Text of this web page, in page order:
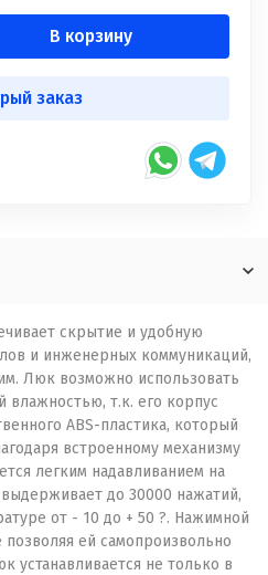
В корзину
заказ
скрытие и удобную
и инженерных коммуникаций,
Люк возможно использовать
т.к. его корпус
ABS-пластика, который
встроенному механизму
легким надавливанием на
до 30000 нажатий,
от - 10 до + 50 ?. Нажимной
ей самопроизвольно
устанавливается не только в